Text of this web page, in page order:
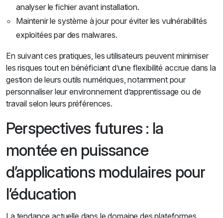
analyser le fichier avant installation.
Maintenir le système à jour pour éviter les vulnérabilités
exploitées par des malwares.
En suivant ces pratiques, les utilisateurs peuvent minimiser
les risques tout en bénéficiant d’une flexibilité accrue dans la
gestion de leurs outils numériques, notamment pour
personnaliser leur environnement d’apprentissage ou de
travail selon leurs préférences.
Perspectives futures : la
montée en puissance
d’applications modulaires pour
l’éducation
La tendance actuelle dans le domaine des plateformes